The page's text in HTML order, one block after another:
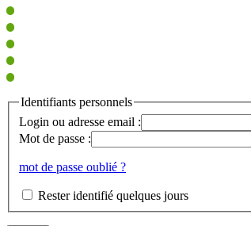
Identifiants personnels
Login ou adresse email :
Mot de passe :
mot de passe oublié ?
Rester identifié quelques jours